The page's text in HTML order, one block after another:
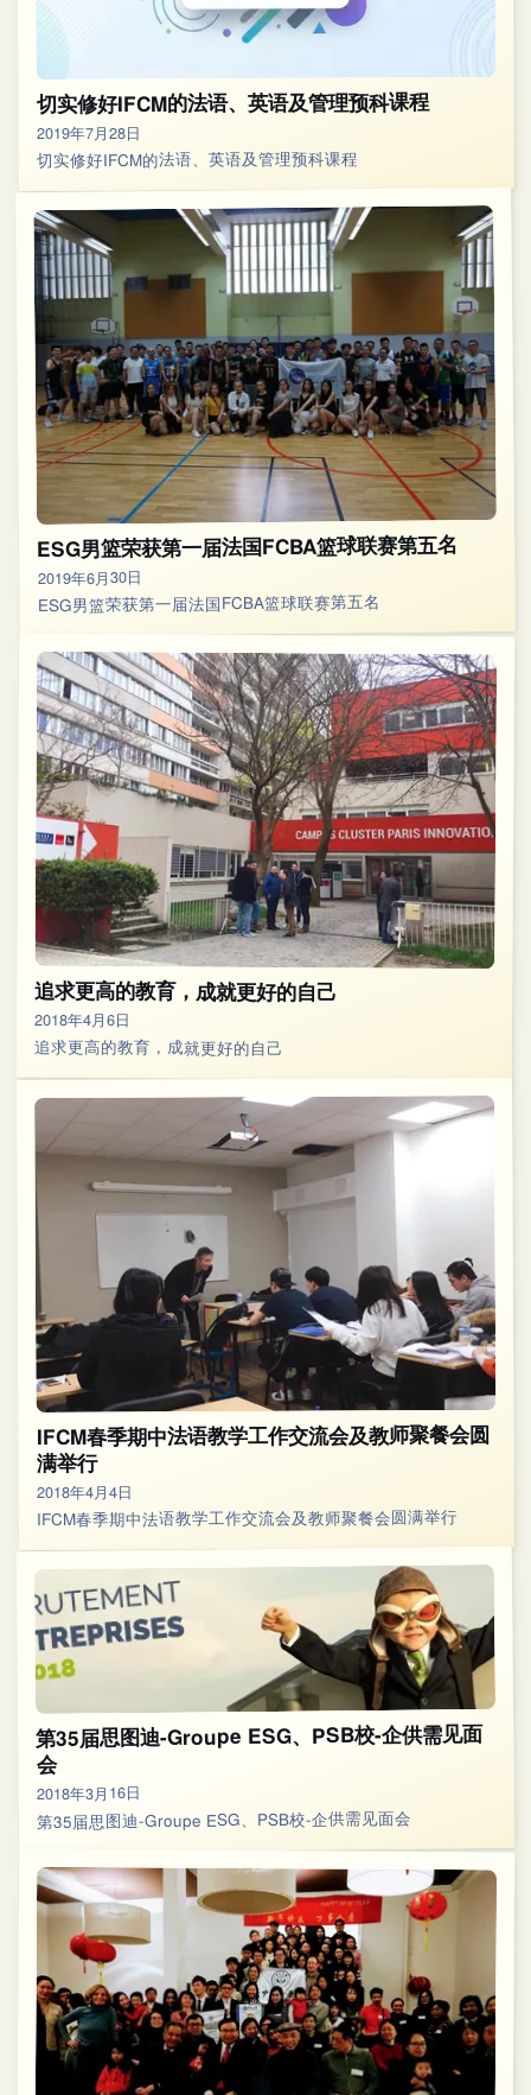
切实修好IFCM的法语、英语及管理预科课程
2019年7月28日
切实修好IFCM的法语、英语及管理预科课程
ESG男篮荣获第一届法国FCBA篮球联赛第五名
2019年6月30日
ESG男篮荣获第一届法国FCBA篮球联赛第五名
追求更高的教育，成就更好的自己
2018年4月6日
追求更高的教育，成就更好的自己
IFCM春季期中法语教学工作交流会及教师聚餐会圆
满举行
2018年4月4日
IFCM春季期中法语教学工作交流会及教师聚餐会圆满举行
第35届思图迪-Groupe ESG、PSB校-企供需见面
会
2018年3月16日
第35届思图迪-Groupe ESG、PSB校-企供需见面会